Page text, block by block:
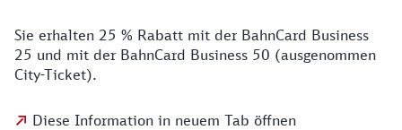
Sie erhalten 25 % Rabatt mit der BahnCard Business
25 und mit der BahnCard Business 50 (ausgenommen
City-Ticket).
Diese Information in neuem Tab öffnen